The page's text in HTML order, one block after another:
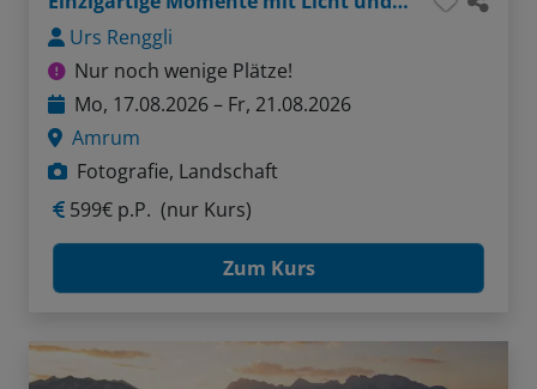
Urs Renggli
Nur noch wenige Plätze!
Mo, 17.08.2026 – Fr, 21.08.2026
Amrum
Fotografie, Landschaft
599€ p.P. (nur Kurs)
Zum Kurs